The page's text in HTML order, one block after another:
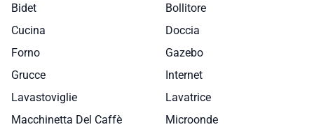
Bidet
Bollitore
Cucina
Doccia
Forno
Gazebo
Grucce
Internet
Lavastoviglie
Lavatrice
Macchinetta Del Caffè
Microonde